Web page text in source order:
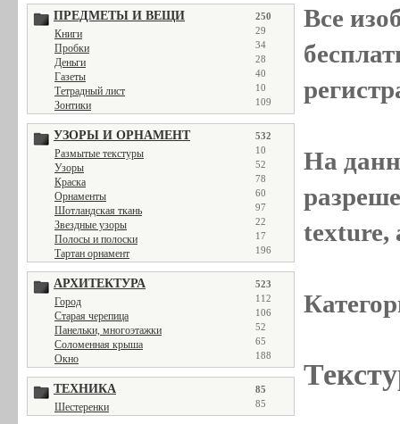
ПРЕДМЕТЫ И ВЕЩИ 250
Книги 29
Пробки 34
Деньги 28
Газеты 40
Тетрадный лист 10
Зонтики 109
УЗОРЫ И ОРНАМЕНТ 532
Размытые текстуры 10
Узоры 52
Краска 78
Орнаменты 60
Шотландская ткань 97
Звездные узоры 22
Полосы и полоски 17
Тартан орнамент 196
АРХИТЕКТУРА 523
Город 112
Старая черепица 106
Панельки, многоэтажки 52
Соломенная крыша 65
Окно 188
ТЕХНИКА 85
Шестеренки 85
Все
На
texture,